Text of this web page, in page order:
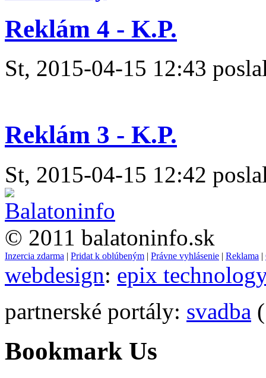
Reklám 4 - K.P.
St, 2015-04-15 12:43
Reklám 3 - K.P.
St, 2015-04-15 12:42
© 2011 balatoninfo.sk
Inzercia zdarma | Pridat k oblúbeným | Právne vyhlásenie | Reklama |
webdesign: epix
partnerské portály: svadba
Bookmark Us